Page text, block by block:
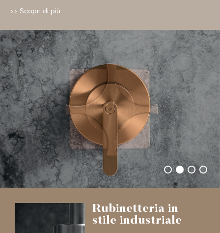
>> Scopri di più
Rubinetteria in
stile industriale